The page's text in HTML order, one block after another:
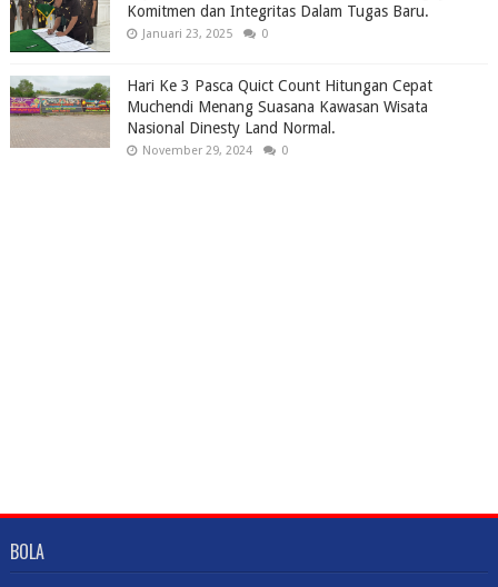
Komitmen dan Integritas Dalam Tugas Baru.
Januari 23, 2025 0
Hari Ke 3 Pasca Quict Count Hitungan Cepat
Muchendi Menang Suasana Kawasan Wisata
Nasional Dinesty Land Normal.
November 29, 2024 0
BOLA